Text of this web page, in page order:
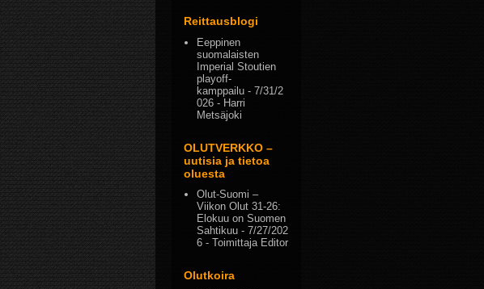
Reittausblogi
Eeppinen
suomalaisten
Imperial Stoutien
playoff-
kamppailu - 7/31/2
026 - Harri
Metsäjoki
OLUTVERKKO –
uutisia ja tietoa
oluesta
Olut-Suomi –
Viikon Olut 31-26:
Elokuu on Suomen
Sahtikuu - 7/27/202
6 - Toimittaja Editor
Olutkoira